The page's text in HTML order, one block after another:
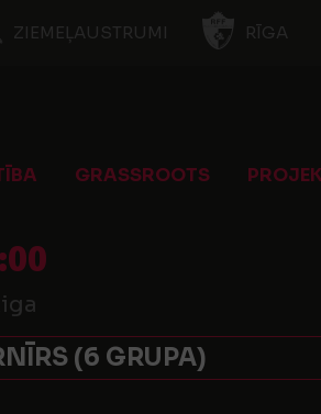
ZIEMEĻAUSTRUMI RĪGA
GRASSROOTS
(6 GRUPA)